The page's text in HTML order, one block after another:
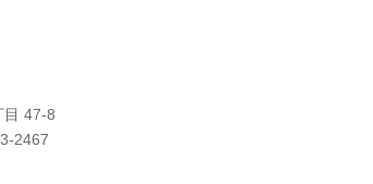
47-8
2467